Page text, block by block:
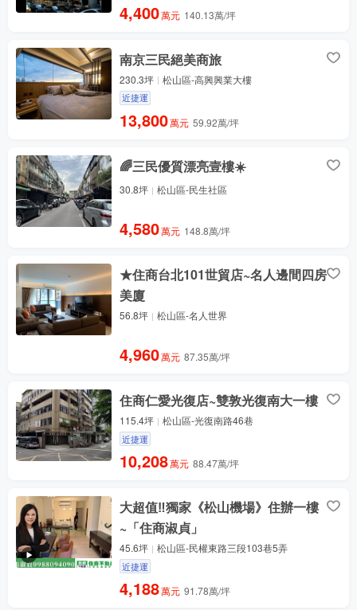
4,400萬元 140.13萬/坪
南京三民絕美商旅
230.3坪 松山區-高興興業大樓
近捷運
13,800萬元 59.92萬/坪
🌈三民優質漂亮壹樓☀️
30.8坪 松山區-民生社區
4,580萬元 148.8萬/坪
★住商台北101世貿店~名人邊間四房
美廈
56.8坪 松山區-名人世界
4,960萬元 87.35萬/坪
住商仁愛光復店~雙敦光復南大一樓
115.4坪 松山區-光復南路46巷
近捷運
10,208萬元 88.47萬/坪
大超值‼️獨家《松山機場》住辦一樓
~「住商淑貞」
45.6坪 松山區-民權東路三段103巷5弄
近捷運
4,188萬元 91.78萬/坪